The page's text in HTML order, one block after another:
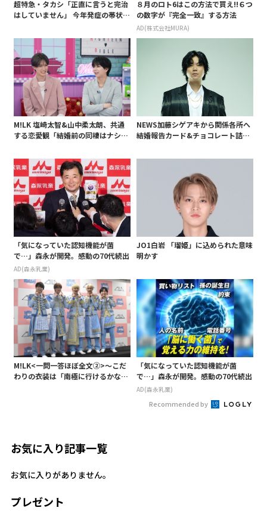
超特急・タカシ「正直に言うと完治
はしていません」 今年発症の帯状疱
白 後遺症も語る
８月のロト6はこの方法で買え!!６つ
の数字が『完全一致』する方法
AD(株式会社MURA)
M!LK 塩崎太智&山中柔太朗、共通
する恋愛観「結婚前の同棲はナシ」
NEWS加藤シゲアキから関係各所へ
結婚報告カード&チョコレート詰め
も添えて
「気になっていた認知機能が菌
で…」森永が開発。感動の70代続出
AD(森永乳業)
JO1白岩 「瑠姫」に込められた意味
明かす
M!LK<一問一答ほぼ全文②>～こだ
わりの衣装は「南極に行けるかなと
「気になっていた認知機能が菌
で…」森永が開発。感動の70代続出
AD(森永乳業)
Recommended by
お気に入り記事一覧
お気に入りがありません。
プレゼント